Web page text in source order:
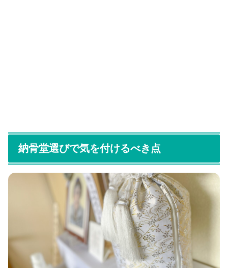
納骨堂選びで気を付けるべき点